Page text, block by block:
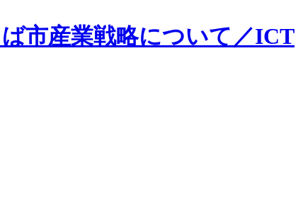
市産業戦略について／ICT